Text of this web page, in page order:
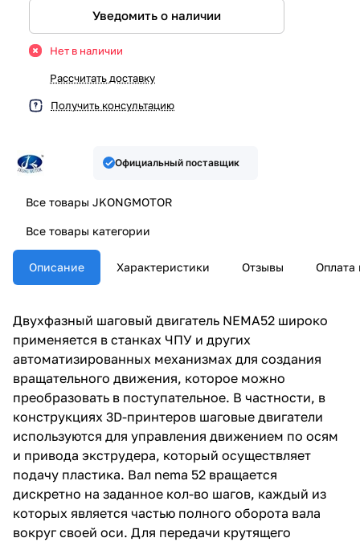
Уведомить о наличии
Нет в наличии
Рассчитать доставку
Получить консультацию
Официальный поставщик
Все товары JKONGMOTOR
Все товары категории
Описание Характеристики Отзывы Оплата
Двухфазный шаговый двигатель NEMA52 широко
применяется в станках ЧПУ и других
автоматизированных механизмах для создания
вращательного движения, которое можно
преобразовать в поступательное. В частности, в
конструкциях 3D-принтеров шаговые двигатели
используются для управления движением по осям
и привода экструдера, который осуществляет
подачу пластика. Вал nema 52 вращается
дискретно на заданное кол-во шагов, каждый из
которых является частью полного оборота вала
вокруг своей оси. Для передачи крутящего